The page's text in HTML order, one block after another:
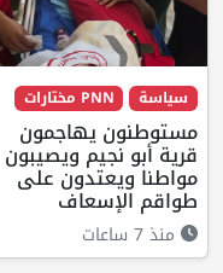
سياسة PNN مختارات
مستوطنون يهاجمون
قرية أبو نجيم ويصيبون
مواطنا ويعتدون على
طواقم الإسعاف
منذ 7 ساعات